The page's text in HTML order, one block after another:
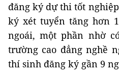
đăng ký dự thi tốt
ký xét tuyển tăng hơn
ngoái, một phần nhờ
trường cao đẳng nghề
thí sinh đăng ký gần 9